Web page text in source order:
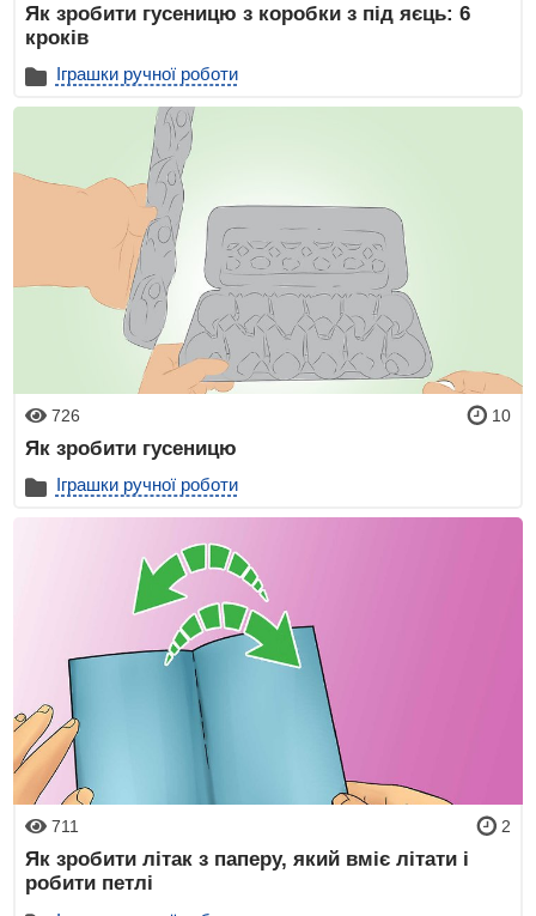
Як зробити гусеницю з коробки з під яєць: 6
кроків
Іграшки ручної роботи
726 10
Як зробити гусеницю
Іграшки ручної роботи
711 2
Як зробити літак з паперу, який вміє літати і
робити петлі